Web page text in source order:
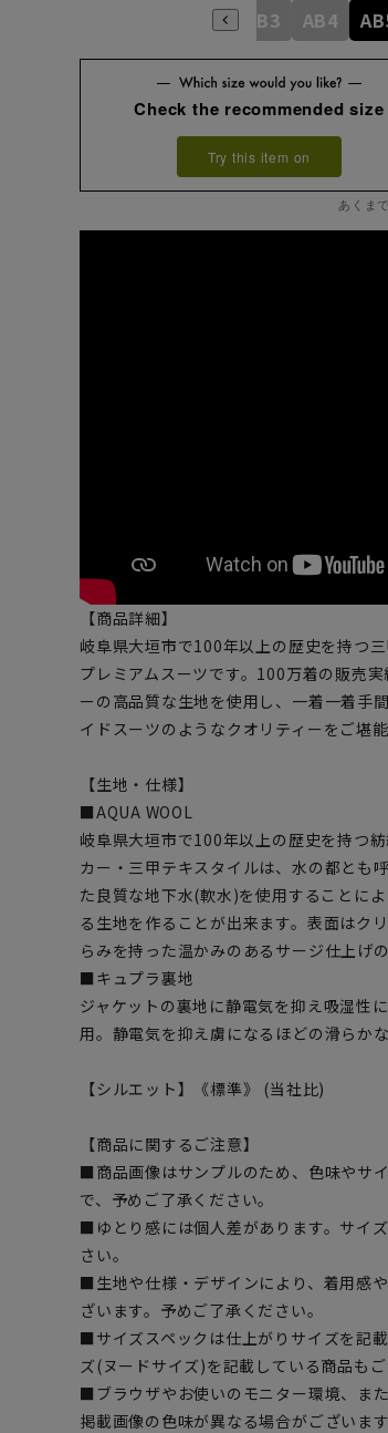
A8 AB3 AB4
Check the recommended size
Try this item on
あくま
【商品詳細】
岐阜県大垣市で100年以上の歴史を持つ
プレミアムスーツです。100万着の販売
ーの高品質な生地を使用し、一着一着手
イドスーツのようなクオリティーをご堪能
【生地・仕様】
■AQUA WOOL
岐阜県大垣市で100年以上の歴史を持つ
カー・三甲テキスタイルは、水の都とも
た良質な地下水(軟水)を使用することに
る生地を作ることが出来ます。表面はク
らみを持った温かみのあるサージ仕上げの
■キュプラ裏地
ジャケットの裏地に静電気を抑え吸湿性
用。静電気を抑え虜になるほどの滑らか
【シルエット】《標準》 (当社比)
【商品に関するご注意】
■商品画像はサンプルのため、色味やサ
で、予めご了承ください。
■ゆとり感には個人差があります。サイ
さい。
■生地や仕様・デザインにより、着用感
ざいます。予めご了承ください。
■サイズスペックは仕上がりサイズを記
ズ(ヌードサイズ)を記載している商品もご
■ブラウザやお使いのモニター環境、ま
掲載画像の色味が異なる場合がございます